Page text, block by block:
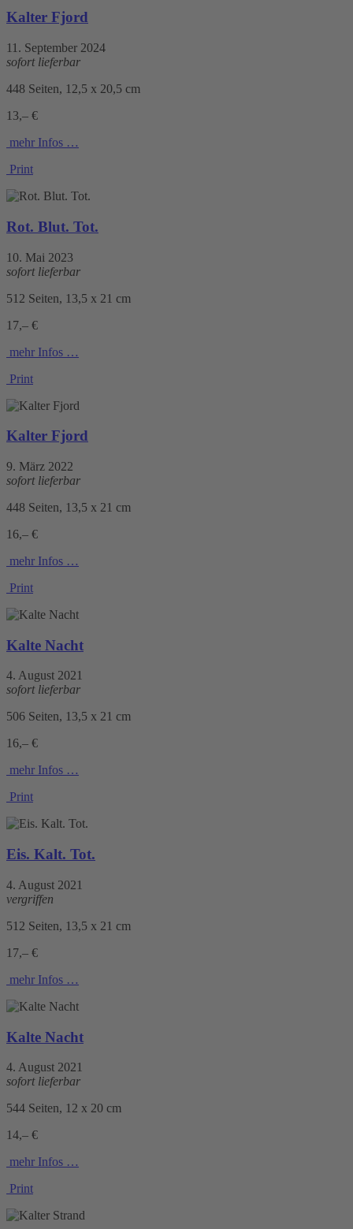
Kalter Fjord
11. September 2024
sofort lieferbar
448 Seiten, 12,5 x 20,5 cm
13,– €
mehr Infos …
Print
Rot. Blut. Tot.
10. Mai 2023
sofort lieferbar
512 Seiten, 13,5 x 21 cm
17,– €
mehr Infos …
Print
Kalter Fjord
9. März 2022
sofort lieferbar
448 Seiten, 13,5 x 21 cm
16,– €
mehr Infos …
Print
Kalte Nacht
4. August 2021
sofort lieferbar
506 Seiten, 13,5 x 21 cm
16,– €
mehr Infos …
Print
Eis. Kalt. Tot.
4. August 2021
vergriffen
512 Seiten, 13,5 x 21 cm
17,– €
mehr Infos …
Kalte Nacht
4. August 2021
sofort lieferbar
544 Seiten, 12 x 20 cm
14,– €
mehr Infos …
Print